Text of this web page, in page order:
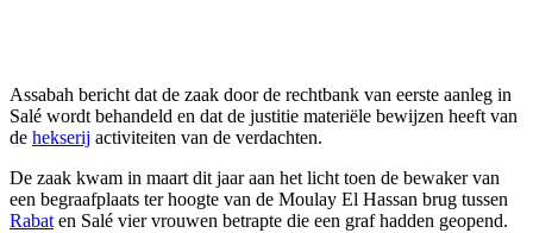
Assabah bericht dat de zaak door de rechtbank van eerste aanleg in
Salé wordt behandeld en dat de justitie materiële bewijzen heeft van
de hekserij activiteiten van de verdachten.
De zaak kwam in maart dit jaar aan het licht toen de bewaker van
een begraafplaats ter hoogte van de Moulay El Hassan brug tussen
Rabat en Salé vier vrouwen betrapte die een graf hadden geopend.